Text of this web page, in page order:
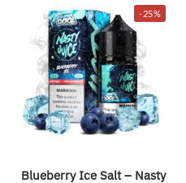
-25%
Blueberry Ice Salt – Nasty